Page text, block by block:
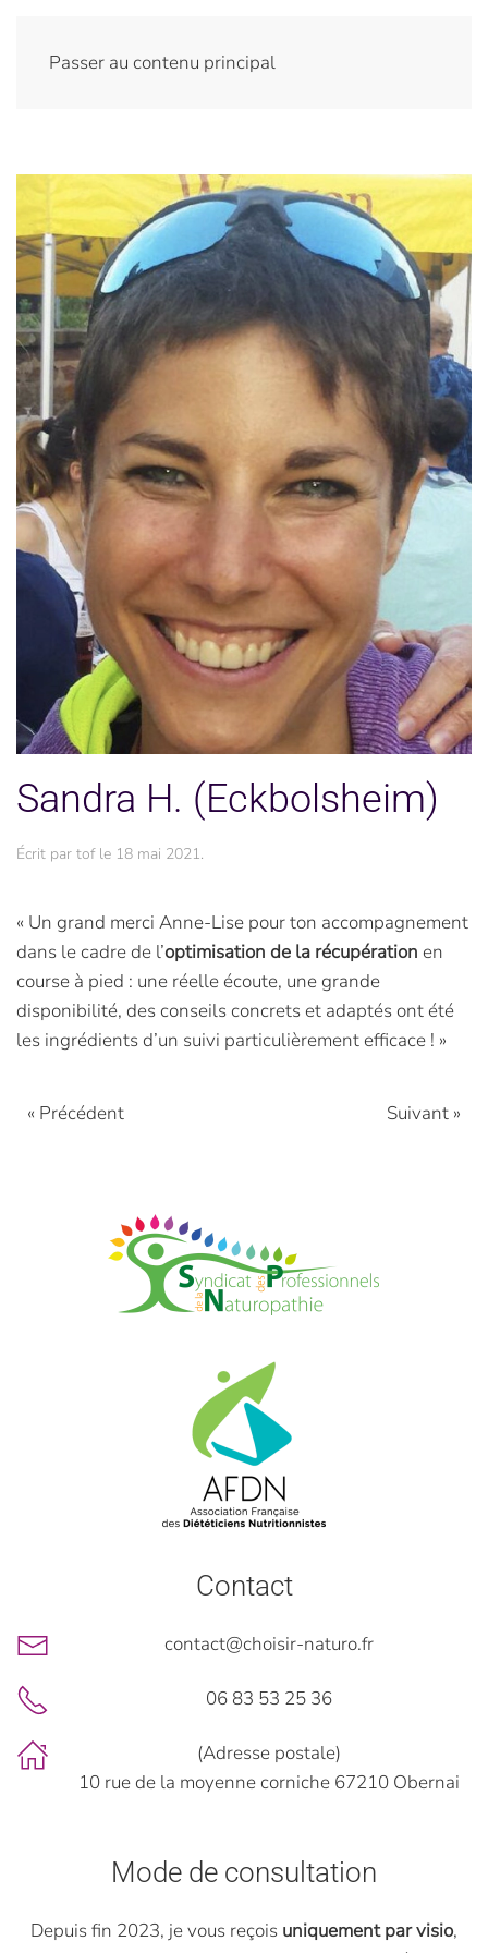
Passer au contenu principal
Sandra H. (Eckbolsheim)
Écrit par tofle 18 mai 2021.
« Un grand merci Anne-Lise pour ton accompagnement
dans le cadre de l’optimisation de la récupération en
course à pied : une réelle écoute, une grande
disponibilité, des conseils concrets et adaptés ont été
les ingrédients d’un suivi particulièrement efficace ! »
« Précédent Suivant »
Contact
contact@choisir-naturo.fr
06 83 53 25 36
(Adresse postale)
10 rue de la moyenne corniche 67210 Obernai
Mode de consultation
Depuis fin 2023, je vous reçois uniquement par visio,